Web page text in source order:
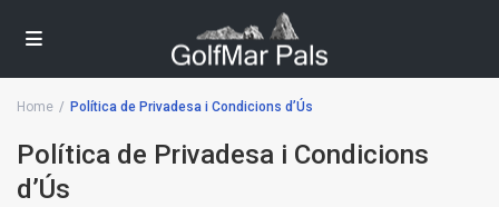
Home Política de Privadesa i Condicions d’Ús
Política de Privadesa i Condicions
d’Ús